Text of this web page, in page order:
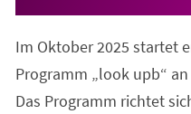
Im Oktober 2025 startet
Programm „look upb“
Das Programm richtet